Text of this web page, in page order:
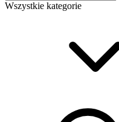
Wszystkie kategorie